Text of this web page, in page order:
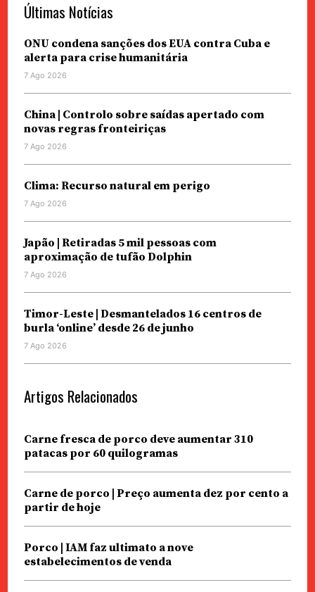
Últimas Notícias
ONU condena sanções dos EUA contra Cuba e
alerta para crise humanitária
7 Ago 2026
China | Controlo sobre saídas apertado com
novas regras fronteiriças
7 Ago 2026
Clima: Recurso natural em perigo
7 Ago 2026
Japão | Retiradas 5 mil pessoas com
aproximação de tufão Dolphin
7 Ago 2026
Timor-Leste | Desmantelados 16 centros de
burla ‘online’ desde 26 de junho
7 Ago 2026
Artigos Relacionados
Carne fresca de porco deve aumentar 310
patacas por 60 quilogramas
Carne de porco | Preço aumenta dez por cento a
partir de hoje
Porco | IAM faz ultimato a nove
estabelecimentos de venda